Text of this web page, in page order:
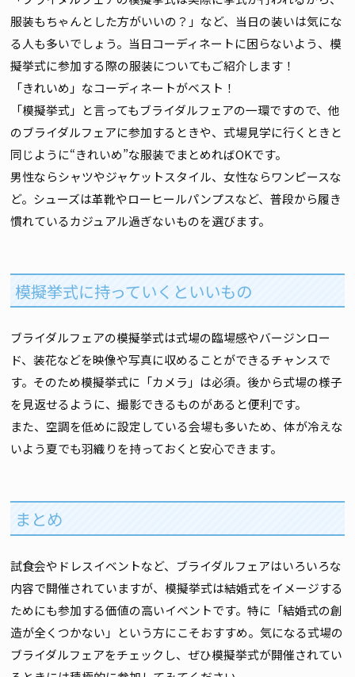
服装もちゃんとした方がいいの？」など、当日の装いは気にな
る人も多いでしょう。当日コーディネートに困らないよう、模
擬挙式に参加する際の服装についてもご紹介します！
「きれいめ」なコーディネートがベスト！
「模擬挙式」と言ってもブライダルフェアの一環ですので、他
のブライダルフェアに参加するときや、式場見学に行くときと
同じように“きれいめ”な服装でまとめればOKです。
男性ならシャツやジャケットスタイル、女性ならワンピースな
ど。シューズは革靴やローヒールパンプスなど、普段から履き
慣れているカジュアル過ぎないものを選びます。
模擬挙式に持っていくといいもの
ブライダルフェアの模擬挙式は式場の臨場感やバージンロー
ド、装花などを映像や写真に収めることができるチャンスで
す。そのため模擬挙式に「カメラ」は必須。後から式場の様子
を見返せるように、撮影できるものがあると便利です。
また、空調を低めに設定している会場も多いため、体が冷えな
いよう夏でも羽織りを持っておくと安心できます。
まとめ
試食会やドレスイベントなど、ブライダルフェアはいろいろな
内容で開催されていますが、模擬挙式は結婚式をイメージする
ためにも参加する価値の高いイベントです。特に「結婚式の創
造が全くつかない」という方にこそおすすめ。気になる式場の
ブライダルフェアをチェックし、ぜひ模擬挙式が開催されてい